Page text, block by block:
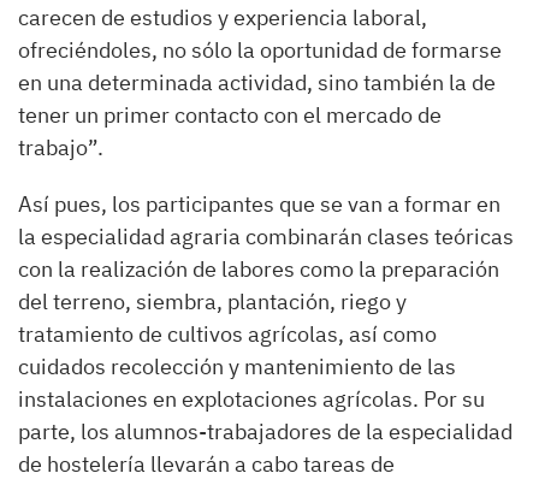
carecen de estudios y experiencia laboral,
ofreciéndoles, no sólo la oportunidad de formarse
en una determinada actividad, sino también la de
tener un primer contacto con el mercado de
trabajo”.
Así pues, los participantes que se van a formar en
la especialidad agraria combinarán clases teóricas
con la realización de labores como la preparación
del terreno, siembra, plantación, riego y
tratamiento de cultivos agrícolas, así como
cuidados recolección y mantenimiento de las
instalaciones en explotaciones agrícolas. Por su
parte, los alumnos-trabajadores de la especialidad
de hostelería llevarán a cabo tareas de